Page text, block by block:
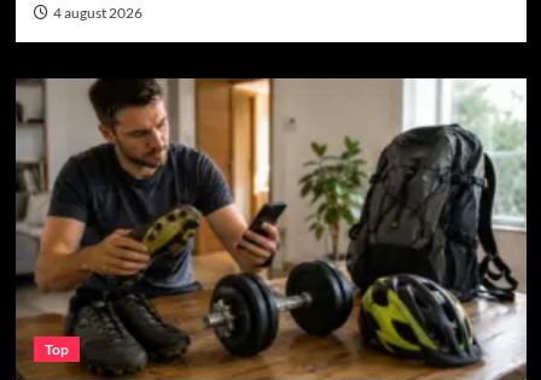
4 august 2026
Top